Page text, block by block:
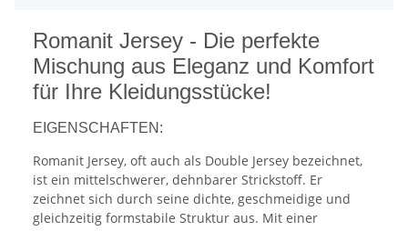
Romanit Jersey - Die perfekte
Mischung aus Eleganz und Komfort
für Ihre Kleidungsstücke!
EIGENSCHAFTEN:
Romanit Jersey, oft auch als Double Jersey bezeichnet,
ist ein mittelschwerer, dehnbarer Strickstoff. Er
zeichnet sich durch seine dichte, geschmeidige und
gleichzeitig formstabile Struktur aus. Mit einer